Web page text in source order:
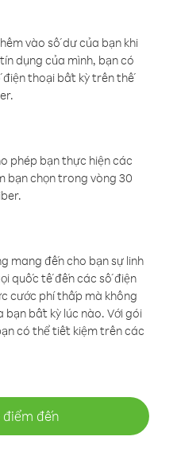
vào số dư của bạn khi
dụng của mình, bạn có
thoại bất kỳ trên thế
phép bạn thực hiện các
bạn chọn trong vòng 30
mang đến cho bạn sự linh
quốc tế đến các số điện
cước phí thấp mà không
bạn bất kỳ lúc nào. Với gói
có thể tiết kiệm trên các
đến